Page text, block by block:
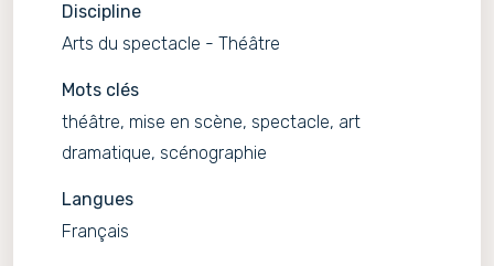
Discipline
Arts du spectacle - Théâtre
Mots clés
théâtre, mise en scène, spectacle, art
dramatique, scénographie
Langues
Français